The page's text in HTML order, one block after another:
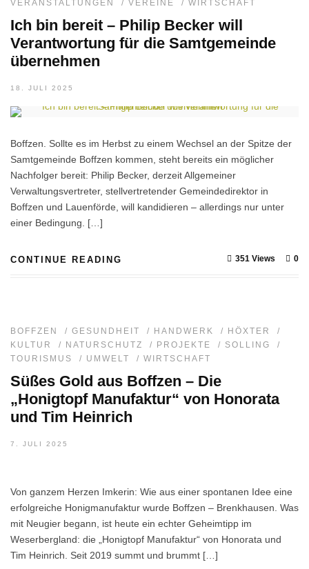
VERANSTALTUNGEN
/ VEREINE / WIRTSCHAFT
Ich bin bereit – Philip Becker will
Verantwortung für die Samtgemeinde
übernehmen
18. JULI 2025
Boffzen. Sollte es im Herbst zu einem Wechsel an der Spitze der
Samtgemeinde Boffzen kommen, steht bereits ein möglicher
Nachfolger bereit: Philip Becker, derzeit Allgemeiner
Verwaltungsvertreter, stellvertretender Gemeindedirektor in
Boffzen und Lauenförde, will kandidieren – allerdings nur unter
einer Bedingung. […]
CONTINUE READING 0
351 Views
BOFFZEN / GESUNDHEIT / HANDWERK / HÖXTER
/
KULTUR
/ NATURSCHUTZ / PROJEKTE / SOLLING
/
TOURISMUS
/ UMWELT / WIRTSCHAFT
Süßes Gold aus Boffzen – Die
„Honigtopf Manufaktur“ von Honorata
und Tim Heinrich
7. JULI 2025
Von ganzem Herzen Imkerin: Wie aus einer spontanen Idee eine
erfolgreiche Honigmanufaktur wurde Boffzen – Brenkhausen. Was
mit Neugier begann, ist heute ein echter Geheimtipp im
Weserbergland: die „Honigtopf Manufaktur“ von Honorata und
Tim Heinrich. Seit 2019 summt und brummt […]